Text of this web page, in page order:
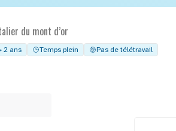
du mont d’or
2 ans Temps plein Pas de télétravail